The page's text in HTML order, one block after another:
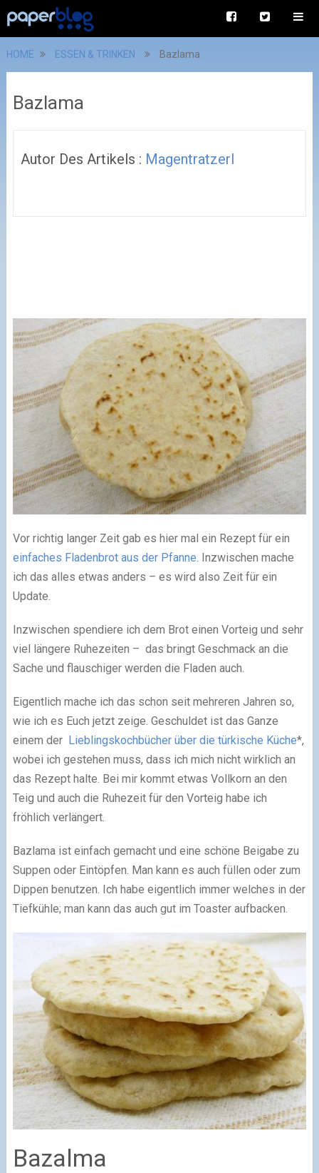
HOME ESSEN & TRINKEN Bazlama
Bazlama
Autor Des Artikels : Magentratzerl
Vor richtig langer Zeit gab es hier mal ein Rezept für ein
einfaches Fladenbrot aus der Pfanne. Inzwischen mache
ich das alles etwas anders – es wird also Zeit für ein
Update.
Inzwischen spendiere ich dem Brot einen Vorteig und sehr
viel längere Ruhezeiten – das bringt Geschmack an die
Sache und flauschiger werden die Fladen auch.
Eigentlich mache ich das schon seit mehreren Jahren so,
wie ich es Euch jetzt zeige. Geschuldet ist das Ganze
einem der Lieblingskochbücher über die türkische Küche*,
wobei ich gestehen muss, dass ich mich nicht wirklich an
das Rezept halte. Bei mir kommt etwas Vollkorn an den
Teig und auch die Ruhezeit für den Vorteig habe ich
fröhlich verlängert.
Bazlama ist einfach gemacht und eine schöne Beigabe zu
Suppen oder Eintöpfen. Man kann es auch füllen oder zum
Dippen benutzen. Ich habe eigentlich immer welches in der
Tiefkühle; man kann das auch gut im Toaster aufbacken.
Bazalma